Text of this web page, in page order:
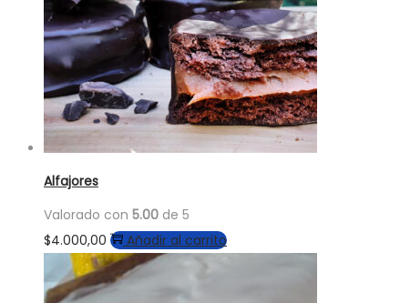
Alfajores
Valorado con 5.00 de 5
$4.000,00 Añadir al carrito